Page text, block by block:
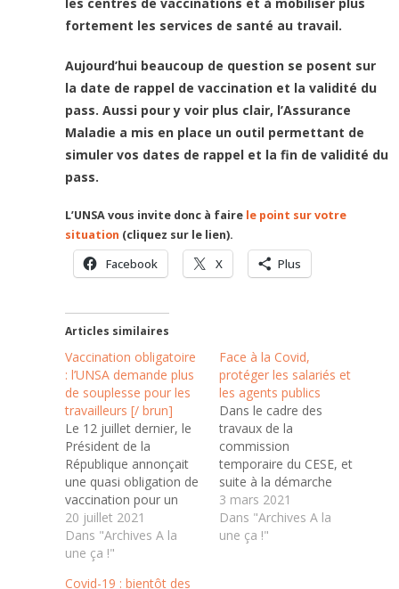
fortement les services de santé au travail.
Aujourd’hui beaucoup de question se posent sur
la date de rappel de vaccination et la validité du
pass. Aussi pour y voir plus clair, l’Assurance
Maladie a mis en place un outil permettant de
simuler vos dates de rappel et la fin de validité du
pass.
L’UNSA vous invite donc à faire le point sur votre
situation (cliquez sur le lien).
Facebook X Plus
Articles similaires
Vaccination obligatoire
: l’UNSA demande plus
de souplesse pour les
travailleurs [/ brun]
Le 12 juillet dernier, le
Président de la
République annonçait
une quasi obligation de
vaccination pour un
certain nombre de
travailleurs à compter
du 1er août. Au vu des
20 juillet 2021
Dans "Archives A la
une ça !"
Face à la Covid,
protéger les salariés et
les agents publics
Dans le cadre des
travaux de la
commission
temporaire du CESE, et
suite à la démarche
entreprise par celle-ci
de solliciter les
organisations afin de
3 mars 2021
Dans "Archives A la
une ça !"
Covid-19 : bientôt des